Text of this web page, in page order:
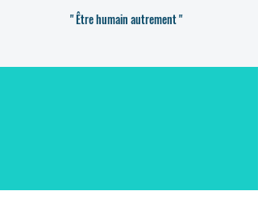
​" Être humain autrement "